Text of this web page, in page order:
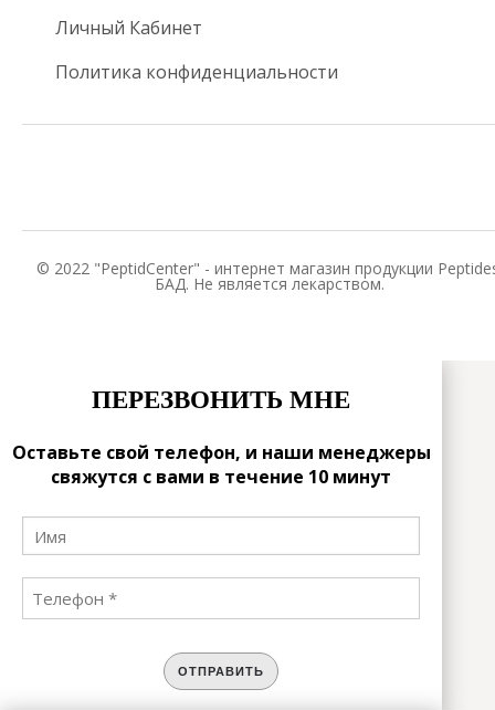
Личный Кабинет
Политика конфиденциальности
© 2022 "PeptidCenter" - интернет магазин продукции
БАД. Не является лекарством.
ПЕРЕЗВОНИТЬ МНЕ
Оставьте свой телефон, и наши менеджеры
свяжутся с вами в течение 10 минут
ОТПРАВИТЬ